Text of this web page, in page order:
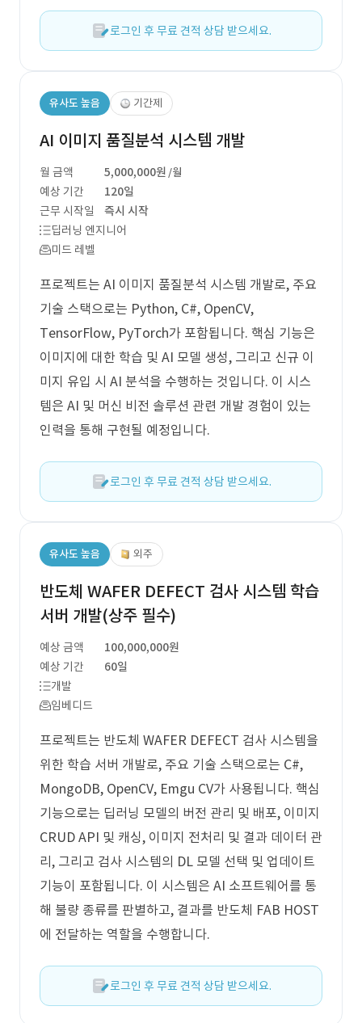
로그인 후 무료 견적 상담 받으세요.
유사도 높음 기간제
AI 이미지 품질분석 시스템 개발
월 금액 5,000,000원 /월
예상 기간
120일
근무 시작일
즉시 시작
딥러닝 엔지니어
미드 레벨
프로젝트는 AI 이미지 품질분석 시스템 개발로, 주요
기술 스택으로는 Python, C#, OpenCV,
TensorFlow, PyTorch가 포함됩니다. 핵심 기능은
이미지에 대한 학습 및 AI 모델 생성, 그리고 신규 이
미지 유입 시 AI 분석을 수행하는 것입니다. 이 시스
템은 AI 및 머신 비전 솔루션 관련 개발 경험이 있는
인력을 통해 구현될 예정입니다.
로그인 후 무료 견적 상담 받으세요.
유사도 높음 외주
반도체 WAFER DEFECT 검사 시스템 학습
서버 개발(상주 필수)
예상 금액
100,000,000원
예상 기간
60일
개발
임베디드
프로젝트는 반도체 WAFER DEFECT 검사 시스템을
위한 학습 서버 개발로, 주요 기술 스택으로는 C#,
MongoDB, OpenCV, Emgu CV가 사용됩니다. 핵심
기능으로는 딥러닝 모델의 버전 관리 및 배포, 이미지
CRUD API 및 캐싱, 이미지 전처리 및 결과 데이터 관
리, 그리고 검사 시스템의 DL 모델 선택 및 업데이트
기능이 포함됩니다. 이 시스템은 AI 소프트웨어를 통
해 불량 종류를 판별하고, 결과를 반도체 FAB HOST
에 전달하는 역할을 수행합니다.
로그인 후 무료 견적 상담 받으세요.